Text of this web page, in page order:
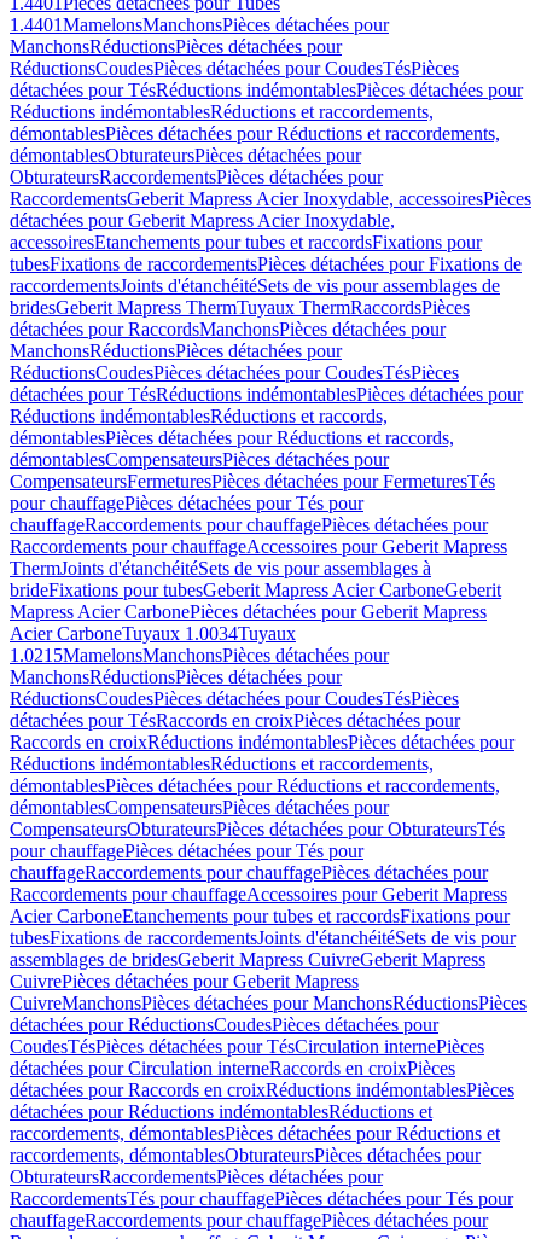
1.4401MamelonsManchonsPièces détachées pour
ManchonsRéductionsPièces détachées pour
RéductionsCoudesPièces détachées pour CoudesTésPièces
détachées pour TésRéductions indémontablesPièces détachées pour
Réductions indémontablesRéductions et raccordements,
démontablesPièces détachées pour Réductions et raccordements,
démontablesObturateursPièces détachées pour
ObturateursRaccordementsPièces détachées pour
RaccordementsGeberit Mapress Acier Inoxydable, accessoiresPièces
détachées pour Geberit Mapress Acier Inoxydable,
accessoiresEtanchements pour tubes et raccordsFixations pour
tubesFixations de raccordementsPièces détachées pour Fixations de
raccordementsJoints d'étanchéitéSets de vis pour assemblages de
bridesGeberit Mapress ThermTuyaux ThermRaccordsPièces
détachées pour RaccordsManchonsPièces détachées pour
ManchonsRéductionsPièces détachées pour
RéductionsCoudesPièces détachées pour CoudesTésPièces
détachées pour TésRéductions indémontablesPièces détachées pour
Réductions indémontablesRéductions et raccords,
démontablesPièces détachées pour Réductions et raccords,
démontablesCompensateursPièces détachées pour
CompensateursFermeturesPièces détachées pour FermeturesTés
pour chauffagePièces détachées pour Tés pour
chauffageRaccordements pour chauffagePièces détachées pour
Raccordements pour chauffageAccessoires pour Geberit Mapress
ThermJoints d'étanchéitéSets de vis pour assemblages à
brideFixations pour tubesGeberit Mapress Acier CarboneGeberit
Mapress Acier CarbonePièces détachées pour Geberit Mapress
Acier CarboneTuyaux 1.0034Tuyaux
1.0215MamelonsManchonsPièces détachées pour
ManchonsRéductionsPièces détachées pour
RéductionsCoudesPièces détachées pour CoudesTésPièces
détachées pour TésRaccords en croixPièces détachées pour
Raccords en croixRéductions indémontablesPièces détachées pour
Réductions indémontablesRéductions et raccordements,
démontablesPièces détachées pour Réductions et raccordements,
démontablesCompensateursPièces détachées pour
CompensateursObturateursPièces détachées pour ObturateursTés
pour chauffagePièces détachées pour Tés pour
chauffageRaccordements pour chauffagePièces détachées pour
Raccordements pour chauffageAccessoires pour Geberit Mapress
Acier CarboneEtanchements pour tubes et raccordsFixations pour
tubesFixations de raccordementsJoints d'étanchéitéSets de vis pour
assemblages de bridesGeberit Mapress CuivreGeberit Mapress
CuivrePièces détachées pour Geberit Mapress
CuivreManchonsPièces détachées pour ManchonsRéductionsPièces
détachées pour RéductionsCoudesPièces détachées pour
CoudesTésPièces détachées pour TésCirculation internePièces
détachées pour Circulation interneRaccords en croixPièces
détachées pour Raccords en croixRéductions indémontablesPièces
détachées pour Réductions indémontablesRéductions et
raccordements, démontablesPièces détachées pour Réductions et
raccordements, démontablesObturateursPièces détachées pour
ObturateursRaccordementsPièces détachées pour
RaccordementsTés pour chauffagePièces détachées pour Tés pour
chauffageRaccordements pour chauffagePièces détachées pour